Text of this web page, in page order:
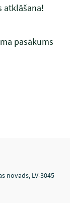
atklāšana!
pasākums
novads, LV-3045